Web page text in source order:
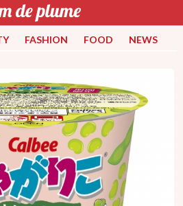
FASHION FOOD NEWS